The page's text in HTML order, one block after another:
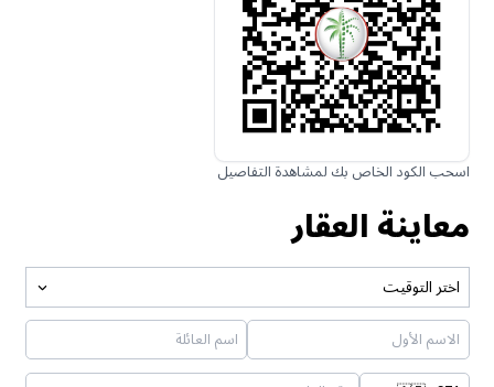
اسحب الكود الخاص بك لمشاهدة التفاصيل
معاينة العقار
اختر التوقيت